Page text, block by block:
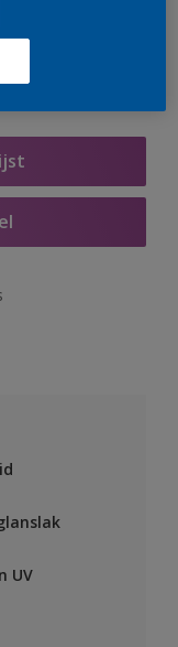
UV